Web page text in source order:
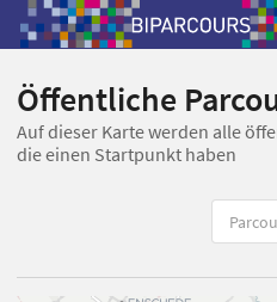
Öffentliche
Auf dieser Karte werden alle
die einen Startpunkt haben